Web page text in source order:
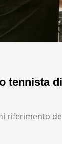
tennista
riferimento